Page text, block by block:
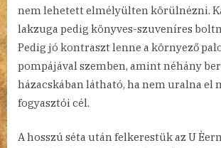
nem lehetett elmélyülten körülnézni.
lakzuga pedig könyves-szuveníres
Pedig jó kontraszt lenne a környező
pompájával szemben, amint néhány
házacskában látható, ha nem uralna el
fogyasztói cél.
A hosszú séta után felkerestük az U